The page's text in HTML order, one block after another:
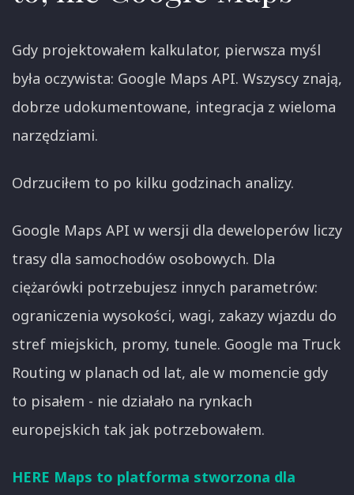
Gdy projektowałem kalkulator, pierwsza myśl
była oczywista: Google Maps API. Wszyscy znają,
dobrze udokumentowane, integracja z wieloma
narzędziami.
Odrzuciłem to po kilku godzinach analizy.
Google Maps API w wersji dla deweloperów liczy
trasy dla samochodów osobowych. Dla
ciężarówki potrzebujesz innych parametrów:
ograniczenia wysokości, wagi, zakazy wjazdu do
stref miejskich, promy, tunele. Google ma Truck
Routing w planach od lat, ale w momencie gdy
to pisałem - nie działało na rynkach
europejskich tak jak potrzebowałem.
HERE Maps to platforma stworzona dla